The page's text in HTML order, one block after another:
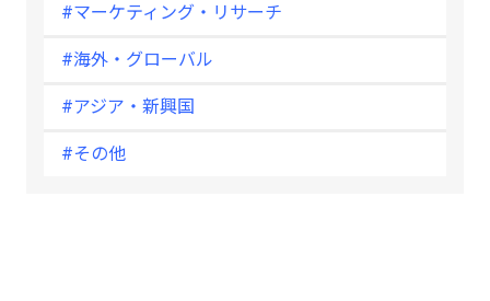
#マーケティング・リサーチ
#海外・グローバル
#アジア・新興国
#その他